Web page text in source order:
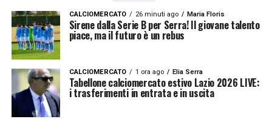
CALCIOMERCATO 26 minuti ago Maria Floris
Sirene dalla Serie B per Serra! Il giovane talento
piace, ma il futuro è un rebus
CALCIOMERCATO 1 ora ago Elia Serra
Tabellone calciomercato estivo Lazio 2026 LIVE:
i trasferimenti in entrata e in uscita